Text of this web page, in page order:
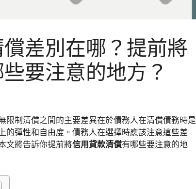
差別在哪？提前將
要注意的地方？
限制清償之間的主要差異在於債務人在清償債務時是
的彈性和自由度。債務人在選擇時應該注意這些差
文將告訴你提前將信用貸款清償有哪些要注意的地